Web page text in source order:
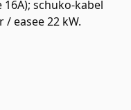
schuko-kabel
/ easee 22 kW.